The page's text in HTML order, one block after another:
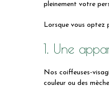
pleinement votre
Lorsque vous optez
1. Une
Nos coiffeuses-
couleur ou des